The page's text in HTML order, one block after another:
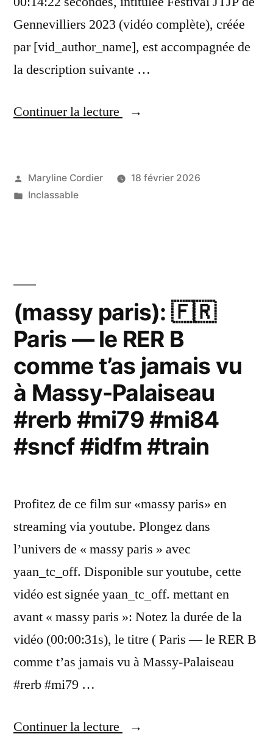
Gennevilliers 2023 (vidéo complète), créée
par [vid_author_name], est accompagnée de
la description suivante …
Continuer la lecture
« (Gennevilliers):
de
Publié
par
Maryline Cordier
18 février 2026
Publié
Inclassable
(massy paris): 🇫🇷
Paris — le RER B
comme t’as jamais vu
à Massy-Palaiseau
#rerb #mi79 #mi84
#sncf #idfm #train
Profitez de ce film sur «massy paris» en
streaming via youtube. Plongez dans
l’univers de « massy paris » avec
yaan_tc_off. Disponible sur youtube, cette
vidéo est signée yaan_tc_off. mettant en
avant « massy paris »: Notez la durée de la
vidéo (00:00:31s), le titre ( Paris — le RER B
comme t’as jamais vu à Massy-Palaiseau
#rerb #mi79 …
Continuer la lecture
« (massy